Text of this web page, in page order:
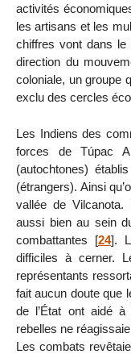
activités
les artisans et les
chiffres vont dans le
direction du
coloniale, un groupe
exclu des cercles
Les Indiens des
forces de Túpac
(autochtones)
(étrangers). Ainsi
vallée de Vilcanota.
aussi bien au sein
combattantes [24].
difficiles à cerner.
représentants
fait aucun doute que
de l’État ont aidé à
rebelles ne
Les combats